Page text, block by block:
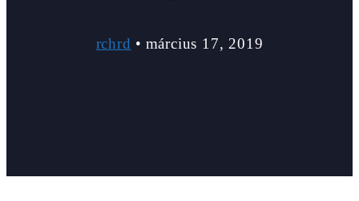
rchrd • március 17, 2019